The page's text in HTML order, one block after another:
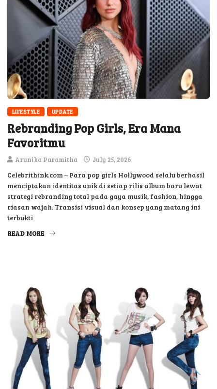
LIFESTYLE UPDATE
Rebranding Pop Girls, Era Mana
Favoritmu
Arunika Paramitha July 25, 2026
Celebrithink.com – Para pop girls Hollywood selalu berhasil
menciptakan identitas unik di setiap rilis album baru lewat
strategi rebranding total pada gaya musik, fashion, hingga
riasan wajah. Transisi visual dan konsep yang matang ini
terbukti
READ MORE